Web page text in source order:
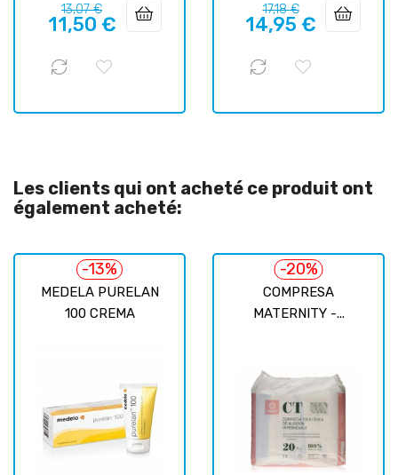
Prix
habituel
13,07 €Prix
11,50 €
Prix
habituel
17,18 €Prix
14,95 €
Les clients qui ont acheté ce produit ont
également acheté:
MEDELA PURELAN
100 CREMA
-13%
COMPRESA
MATERNITY -...
-20%